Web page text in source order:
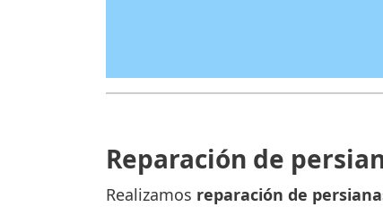
Reparación de
Realizamos reparación de